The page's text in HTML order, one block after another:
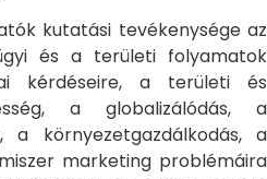
kutatási tevékenysége az
és a területi folyamatok
kérdéseire, a területi és
a globalizálódás, a
a környezetgazdálkodás, a
marketing problémáira